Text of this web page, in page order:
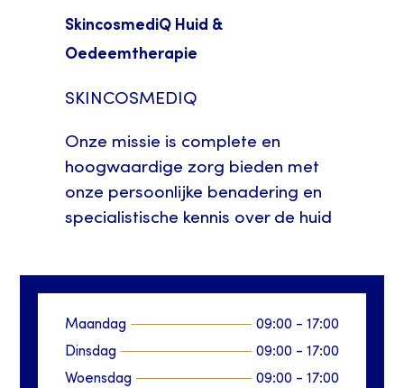
SkincosmediQ Huid &
Oedeemtherapie
SKINCOSMEDIQ
Onze missie is complete en
hoogwaardige zorg bieden met
onze persoonlijke benadering en
specialistische kennis over de huid
Maandag 09:00 - 17:00
Dinsdag
09:00 - 17:00
Woensdag
09:00 - 17:00